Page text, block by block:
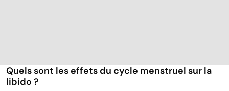
Quels sont les effets du cycle menstruel sur la
libido ?